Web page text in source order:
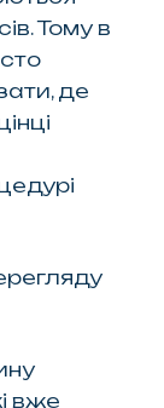
Тому в
де
вже